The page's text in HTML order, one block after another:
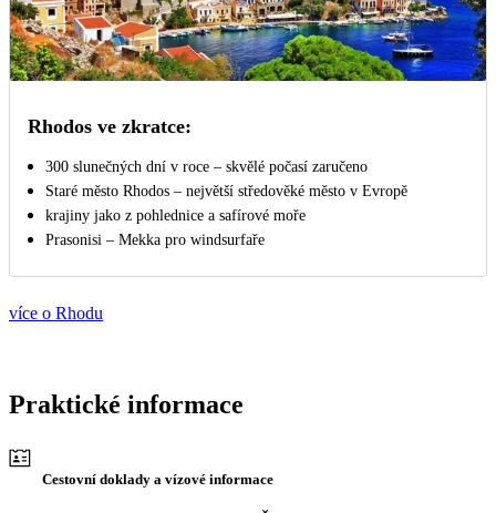
Rhodos ve zkratce:
300 slunečných dní v roce – skvělé počasí zaručeno
Staré město Rhodos – největší středověké město v Evropě
krajiny jako z pohlednice a safírové moře
Prasonisi – Mekka pro windsurfaře
více o Rhodu
Praktické informace
Cestovní doklady a vízové informace